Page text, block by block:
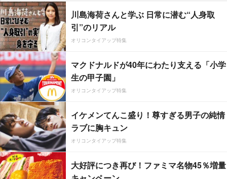
川島海荷さんと学ぶ 日常に潜む“人身取
引”のリアル
オリコンタイアップ特集
マクドナルドが40年にわたり支える「小学
生の甲子園」
オリコンタイアップ特集
イケメンてんこ盛り！尊すぎる男子の純情
ラブに胸キュン
オリコンタイアップ特集
大好評につき再び！ファミマ名物45％増量